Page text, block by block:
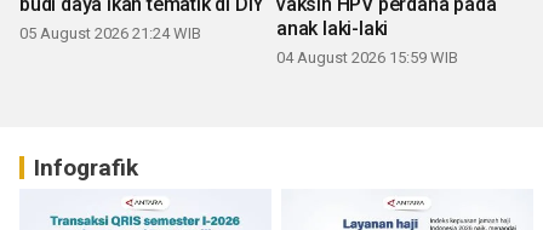
05 August 2026 21:24 WIB
anak laki-laki
04 August 2026 15:59 WIB
Infografik